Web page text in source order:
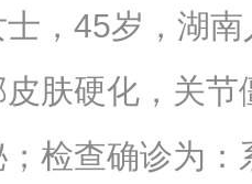
，45岁，湖
肤硬化，关
检查确诊为